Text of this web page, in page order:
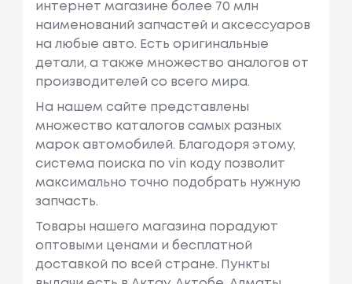
интернет магазине более 70 млн
наименований запчастей и аксессуаров
на любые авто. Есть оригинальные
детали, а также множество аналогов от
производителей со всего мира.
На нашем сайте представлены
множество каталогов самых разных
марок автомобилей. Благодоря этому,
система поиска по vin коду позволит
максимально точно подобрать нужную
запчасть.
Товары нашего магазина порадуют
оптовыми ценами и бесплатной
доставкой по всей стране. Пункты